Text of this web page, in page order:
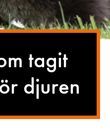
tagit
djuren